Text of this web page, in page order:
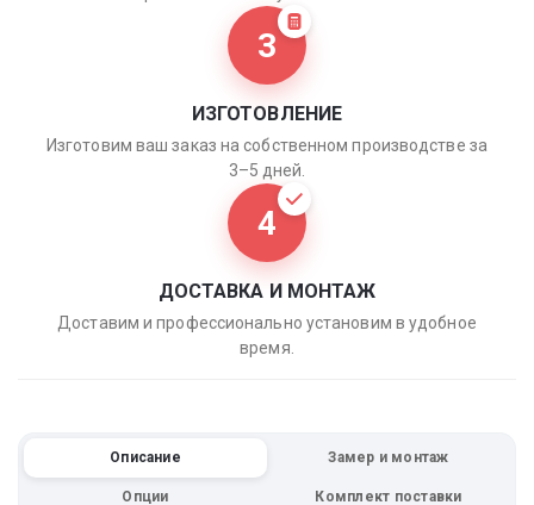
3
ИЗГОТОВЛЕНИЕ
Изготовим ваш заказ на собственном производстве за
3–5 дней.
4
ДОСТАВКА И МОНТАЖ
Доставим и профессионально установим в удобное
время.
Описание Замер и монтаж
Опции Комплект поставки